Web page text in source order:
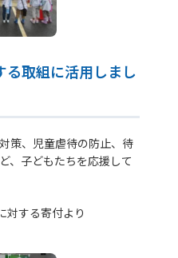
る取組に活用しまし
策、児童虐待の防止、待
、子どもたちを応援して
対する寄付より